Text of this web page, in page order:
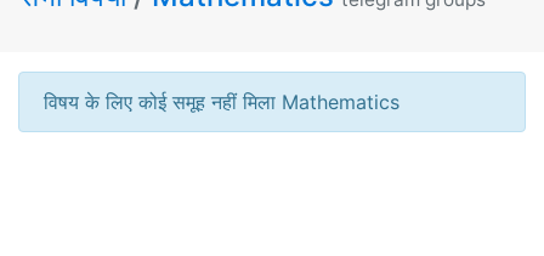
विषय के लिए कोई समूह नहीं मिला Mathematics